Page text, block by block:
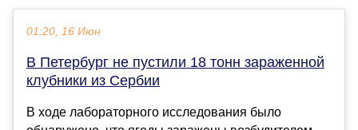
01:20, 16 Июн
В Петербург не пустили 18 тонн зараженной
клубники из Сербии
В ходе лабораторного исследования было